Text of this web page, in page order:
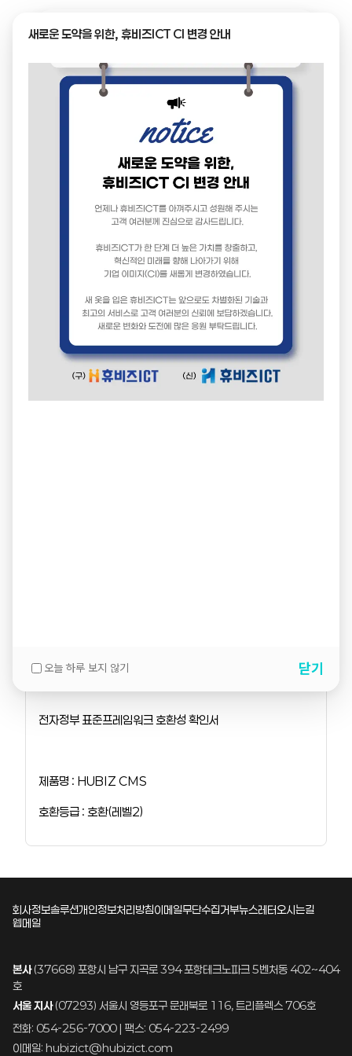
전자정부 표준프레임워크 호환성 확인서
설명
전자정부 표준프레임워크 호환성 확인서
제품명 : HUBIZ CMS
호환등급 : 호환(레벨2)
회사정보솔루션개인정보처리방침이메일무단수집거부뉴스레터오시는길
웹메일
본사(37668) 포항시 남구 지곡로 394 포항테크노파크 5벤처동 402~404
호
서울 지사(07293) 서울시 영등포구 문래북로 116, 트리플렉스 706호
전화: 054-256-7000 | 팩스: 054-223-2499
이메일: hubizict@hubizict.com
새로운 도약을 위한, 휴비즈ICT CI 변경 안내
오늘 하루 보지 않기 닫기